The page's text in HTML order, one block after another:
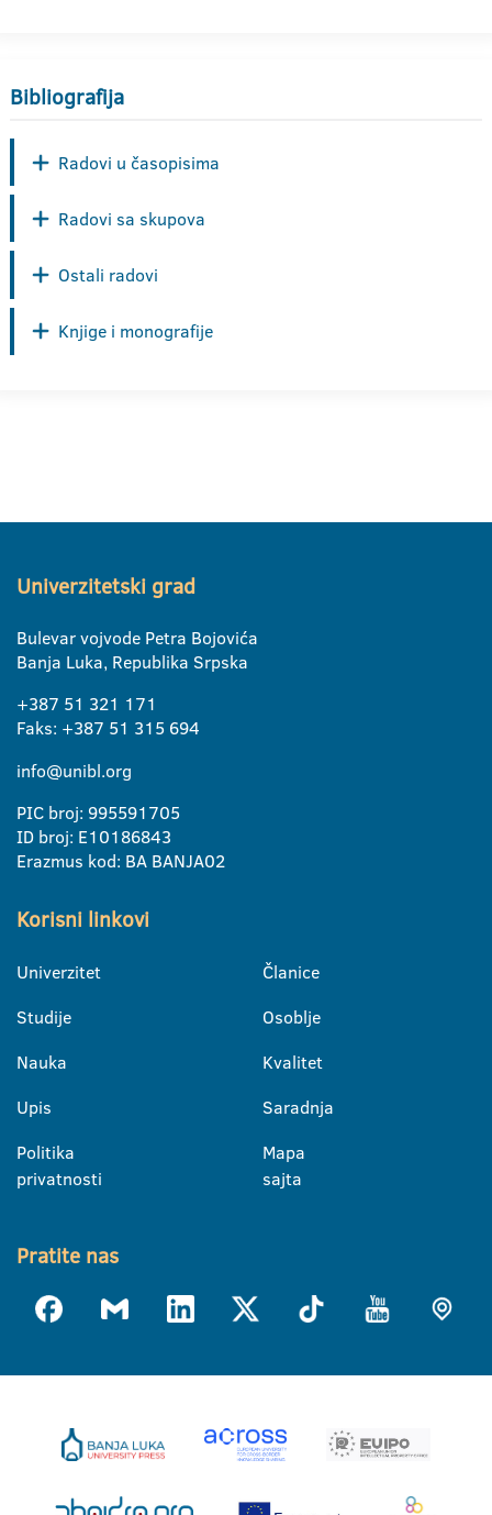
Bibliografija
Radovi u časopisima
Radovi sa skupova
Ostali radovi
Knjige i monografije
Univerzitetski grad
Bulevar vojvode Petra Bojovića
Banja Luka, Republika Srpska
+387 51 321 171
Faks: +387 51 315 694
info@unibl.org
PIC broj: 995591705
ID broj: E10186843
Erazmus kod: BA BANJA02
Korisni linkovi
Univerzitet
Studije
Nauka
Upis
Politika
privatnosti
Članice
Osoblje
Kvalitet
Saradnja
Mapa
sajta
Pratite nas